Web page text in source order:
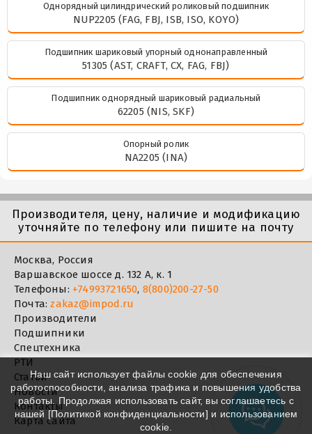
Однорядный цилиндрический роликовый подшипник
NUP2205 (FAG, FBJ, ISB, ISO, KOYO)
Подшипник шариковый упорный однонаправленный
51305 (AST, CRAFT, CX, FAG, FBJ)
Подшипник однорядный шариковый радиальный
62205 (NIS, SKF)
Опорный ролик
NA2205 (INA)
Производителя, цену, наличие и модификацию
уточняйте по телефону или пишите на почту
Москва, Россия
Варшавское шоссе д. 132 А, к. 1
Телефоны: +74993721650, 8(800)200-27-50
Почта:zakaz@impod.ru
Производители
Подшипники
Спецтехника
РТИ
Статьи
Новости
Контакты
Карта сайта
Наш сайт использует файлы cookie для обеспечения
работоспособности, анализа трафика и повышения удобства
работы. Продолжая использовать сайт, вы соглашаетесь с
нашей [Политикой конфиденциальности] и использованием
cookie.